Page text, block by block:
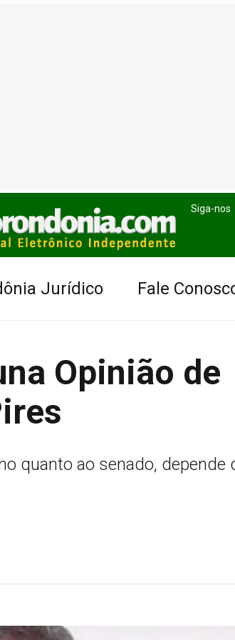
Siga-nos
Jurídico Fale
Opinião de
quanto ao senado, depende